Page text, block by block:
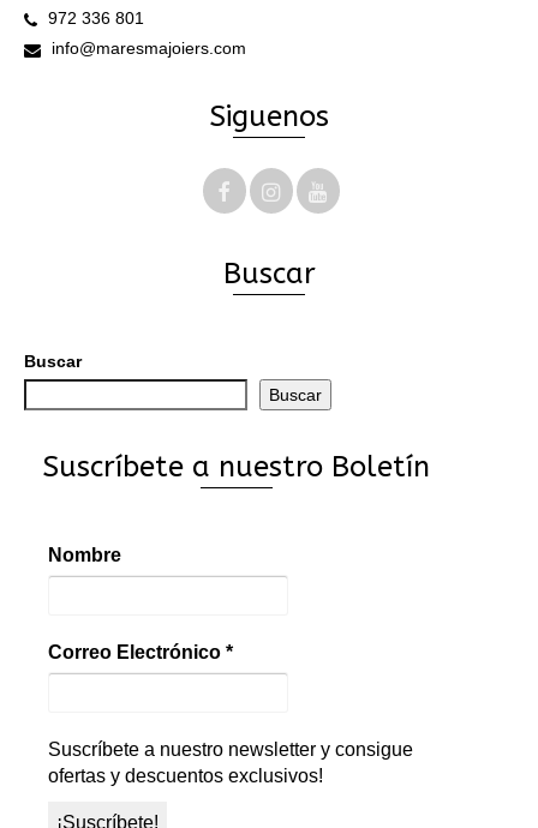
972 336 801
info@maresmajoiers.com
Siguenos
Buscar
Buscar
Buscar
Suscríbete a nuestro Boletín
Nombre
Correo Electrónico *
Suscríbete a nuestro newsletter y consigue
ofertas y descuentos exclusivos!